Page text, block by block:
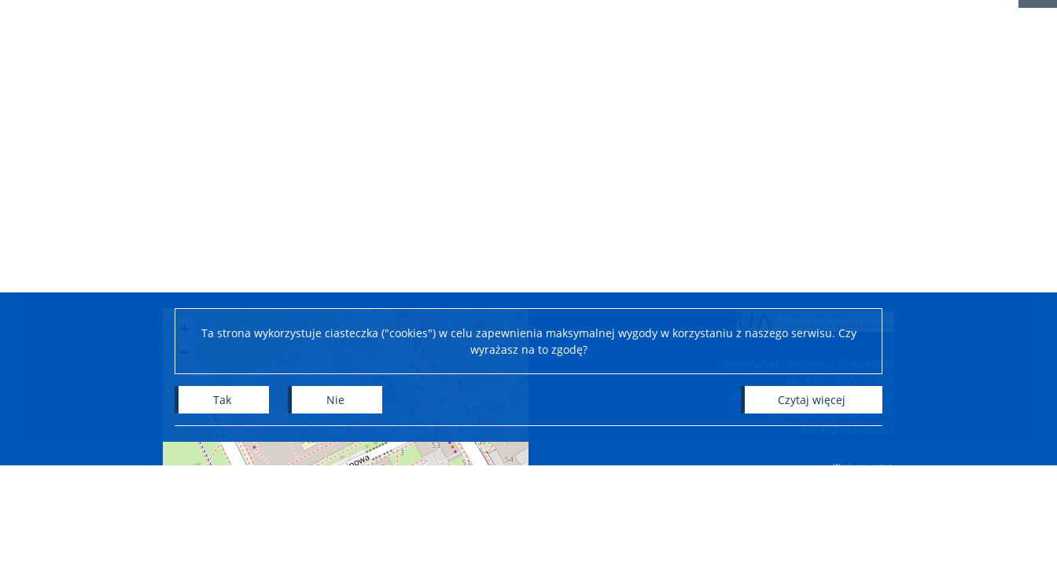
Ta strona wykorzystuje ciasteczka ("cookies") w celu zapewnienia maksymalnej wygody w korzystaniu z naszego serwisu. Czy
wyrażasz na to zgodę?
Tak Nie czytaj więcej
adres e-mail: iu.wls@uw.edu.pl
ul. Dobra 55, pok. 2.619
00-312 Warszawa